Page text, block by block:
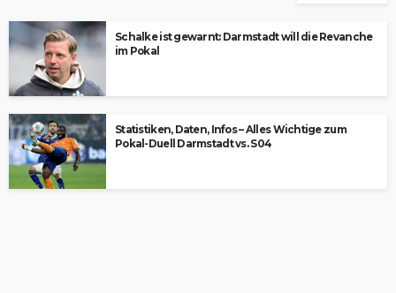
Schalke ist gewarnt: Darmstadt will die Revanche
im Pokal
Statistiken, Daten, Infos – Alles Wichtige zum
Pokal-Duell Darmstadt vs. S04